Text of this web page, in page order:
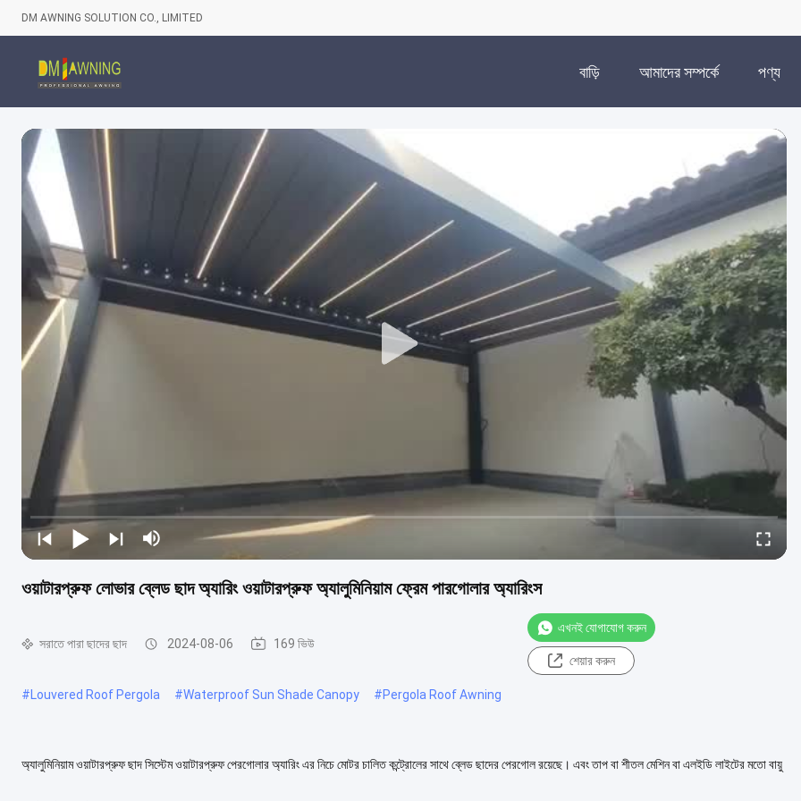
DM AWNING SOLUTION CO., LIMITED
বাড়ি আমাদের সম্পর্কে পণ্য
ওয়াটারপ্রুফ লোভার ব্লেড ছাদ অ্যারিং ওয়াটারপ্রুফ অ্যালুমিনিয়াম ফ্রেম পারগোলার অ্যারিংস
সরাতে পারা ছাদের ছাদ 2024-08-06 169 ভিউ
এখনই যোগাযোগ করুন
শেয়ার করুন
#Louvered Roof Pergola #Waterproof Sun Shade Canopy #Pergola Roof Awning
অ্যালুমিনিয়াম ওয়াটারপ্রুফ ছাদ সিস্টেম ওয়াটারপ্রুফ পেরগোলার অ্যারিং এর নিচে মোটর চালিত কন্ট্রোলের সাথে ব্লেড ছাদের পেরগোল রয়েছে। এবং তাপ বা শীতল মেশিন বা এলইডি লাইটের মতো বায়ু